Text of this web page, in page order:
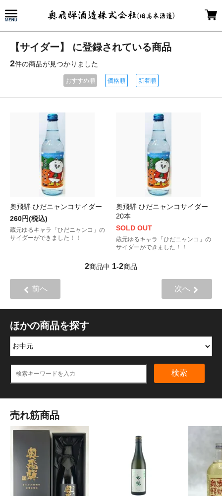
【サイダー】 に登録されている商品
2件の商品が見つかりました
おすすめ順 価格順 新着順
奥飛騨 ひだニャンコサイダー
260円(税込)
蔵元ゆるキャラ「ひだニャンコ」の
サイダーができました！！
奥飛騨 ひだニャンコサイダー
20本
SOLD OUT
蔵元ゆるキャラ「ひだニャンコ」の
サイダーができました！！
2商品中 1-2商品
前へ 次へ
ほかの商品を探す
検索
売れ筋商品